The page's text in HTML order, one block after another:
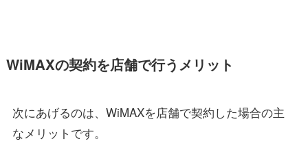
WiMAXの契約を店舗で行うメリット
次にあげるのは、WiMAXを店舗で契約した場合の主
なメリットです。